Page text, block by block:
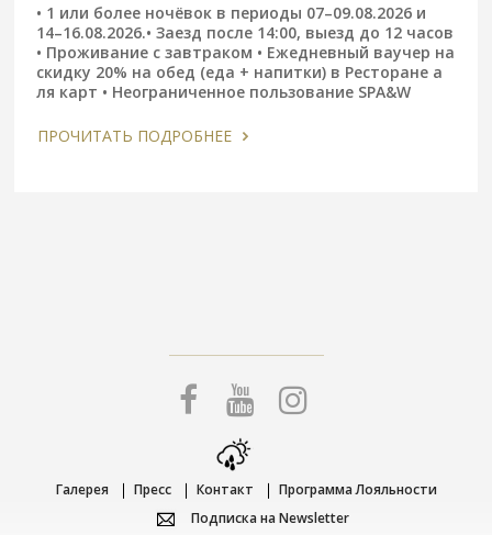
• 1 или более ночёвок в периоды 07–09.08.2026 и
14–16.08.2026.• Заезд после 14:00, выезд до 12 часов
• Проживание с завтраком • Ежедневный ваучер на
скидку 20% на обед (еда + напитки) в Pесторане а
ля карт • Неограниченное пользование SPA&W
ПРОЧИТАТЬ ПОДРОБНЕЕ
Галерея Пресс Контакт
Программa Лояльности
Подписка на Newsletter